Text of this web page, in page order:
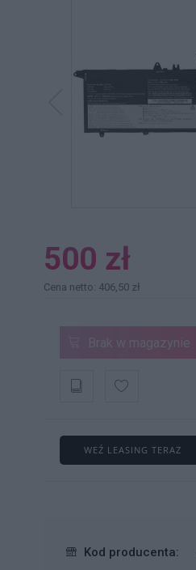
500 zł
Cena netto: 406,50 zł
Brak w magazynie
WEŹ LEASING TERAZ
Kod producenta: